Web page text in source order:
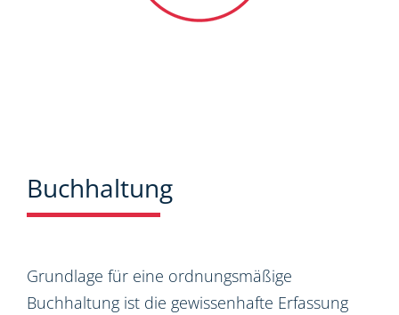
Buchhaltung
Grundlage für eine ordnungsmäßige
Buchhaltung ist die gewissenhafte Erfassung